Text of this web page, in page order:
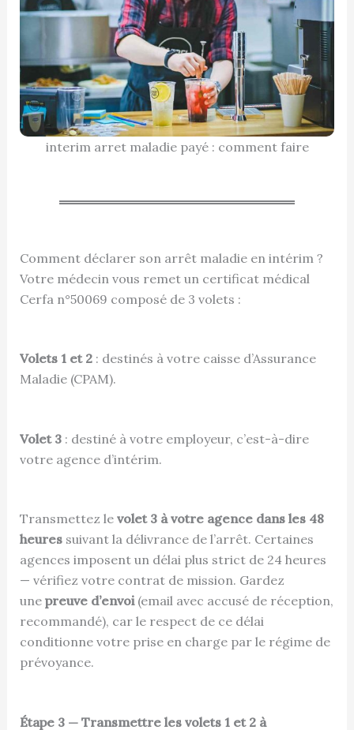
interim arret maladie payé : comment faire
Comment déclarer son arrêt maladie en intérim ?
Votre médecin vous remet un certificat médical
Cerfa n°50069 composé de 3 volets :
Volets 1 et 2: destinés à votre caisse d’Assurance
Maladie (CPAM).
Volet 3: destiné à votre employeur, c’est-à-dire
votre agence d’intérim.
Transmettez le volet 3 à votre agence dans les 48
heuressuivant la délivrance de l’arrêt. Certaines
agences imposent un délai plus strict de 24 heures
— vérifiez votre contrat de mission. Gardez
une preuve d’envoi(email avec accusé de réception,
recommandé), car le respect de ce délai
conditionne votre prise en charge par le régime de
prévoyance.
Étape 3 — Transmettre les volets 1 et 2 à